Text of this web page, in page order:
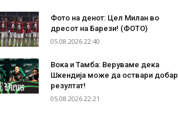
Фото на денот: Цел Милан во
дресот на Барези! (ФОТО)
05.08.2026 22:40
Вока и Тамба: Веруваме дека
Шкендија може да оствари добар
резултат!
05.08.2026 22:21